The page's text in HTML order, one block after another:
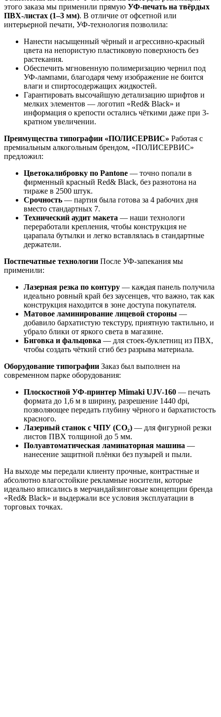
этого заказа мы применили прямую УФ-печать на твёрдых
ПВХ-листах (1–3 мм). В отличие от офсетной или
интерьерной печати, УФ-технология позволила:
Нанести насыщенный чёрный и агрессивно-красный
цвета на непористую пластиковую поверхность без
растекания.
Обеспечить мгновенную полимеризацию чернил под
УФ-лампами, благодаря чему изображение не боится
влаги и спиртосодержащих жидкостей.
Гарантировать высочайшую детализацию шрифтов и
мелких элементов — логотип «Red& Black» и
информация о крепости остались чёткими даже при 3-
кратном увеличении.
Преимущества типографии «ПОЛИСЕРВИС» Работая с
премиальным алкогольным брендом, «ПОЛИСЕРВИС»
предложил:
Цветокалибровку по Pantone — точно попали в
фирменный красный Red& Black, без разнотона на
тираже в 2500 штук.
Срочность — партия была готова за 4 рабочих дня
вместо стандартных 7.
Технический аудит макета — наши технологи
переработали крепления, чтобы конструкция не
царапала бутылки и легко вставлялась в стандартные
держатели.
Постпечатные технологии После УФ-запекания мы
применили:
Лазерная резка по контуру — каждая панель получила
идеально ровный край без заусенцев, что важно, так как
конструкция находится в зоне доступа покупателя.
Матовое ламинирование лицевой стороны —
добавило бархатистую текстуру, приятную тактильно, и
убрало блики от яркого света в магазине.
Биговка и фальцовка — для стоек-буклетниц из ПВХ,
чтобы создать чёткий сгиб без разрыва материала.
Оборудование типографии Заказ был выполнен на
современном парке оборудования:
Плоскостной УФ-принтер Mimaki UJV-160 — печать
формата до 1,6 м в ширину, разрешение 1440 dpi,
позволяющее передать глубину чёрного и бархатистость
красного.
Лазерный станок с ЧПУ (CO₂) — для фигурной резки
листов ПВХ толщиной до 5 мм.
Полуавтоматическая ламинаторная машина —
нанесение защитной плёнки без пузырей и пыли.
На выходе мы передали клиенту прочные, контрастные и
абсолютно влагостойкие рекламные носители, которые
идеально вписались в мерчандайзинговые концепции бренда
«Red& Black» и выдержали все условия эксплуатации в
торговых точках.